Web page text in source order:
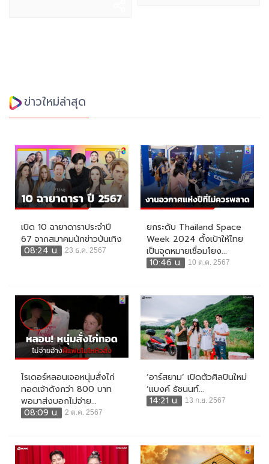
ข่าวใหม่ล่าสุด
เปิด 10 ฉายาดาราประจำปี
67 จากสมาคมนักข่าวบันเทิง
08:24 น.
23 ธ.ค. 2567
ยกระดับ Thailand Space
Week 2024 ตั้งเป้าให้ไทย
เป็นจุดหมายเชื่อมโยง...
10:46 น.
10 ต.ค. 2567
ไรเดอร์หลอนเจอหนุ่มสั่งไก่
ทอดเจ้าดังกว่า 800 บาท
พอมาส่งบอกไม่จ่าย...
08:09 น.
2 ต.ค. 2567
‘อาร์สยาม’ เปิดตัวศิลปินใหม่
‘แบงค์ ธัชนนท์...
14:21 น.
13 ก.ย. 2567